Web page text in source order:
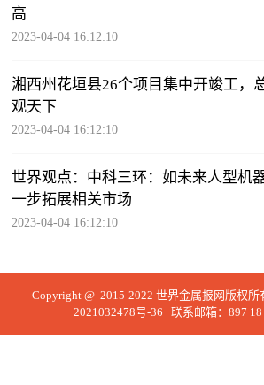
高
2023-04-04 16:12:10
湘西州花垣县26个项目集中开竣工，
观天下
2023-04-04 16:12:10
世界观点：中科三环：如未来人型机
一步拓展相关市场
2023-04-04 16:12:10
Copyright @ 2015-2022 世界金属报网版权所
2021032478号-36 联系邮箱：897 18